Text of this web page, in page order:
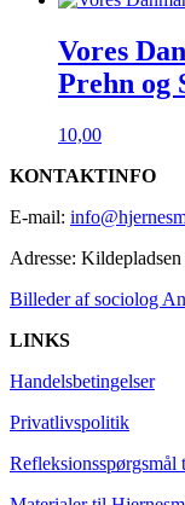
Vores
Prehn og
10,00
KONTAKTINFO
E-mail:
Adresse:
Billeder af sociolog
LINKS
Handelsbetingelser
Privatlivspolitik
Refleksionsspørgsmål